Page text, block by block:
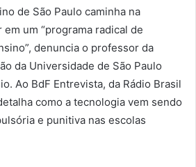
de São Paulo caminha na
um “programa radical de
denuncia o professor da
da Universidade de São Paulo
Ao BdF Entrevista, da Rádio Brasil
como a tecnologia vem sendo
e punitiva nas escolas